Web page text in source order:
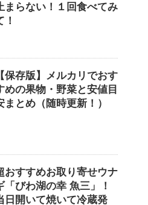
まらない！１回食べてみ
！
【保存版】メルカリでおす
めの果物・野菜と安値目
まとめ（随時更新！）
おすすめお取り寄せウナ
「びわ湖の幸 魚三」！
日開いて焼いて冷蔵発